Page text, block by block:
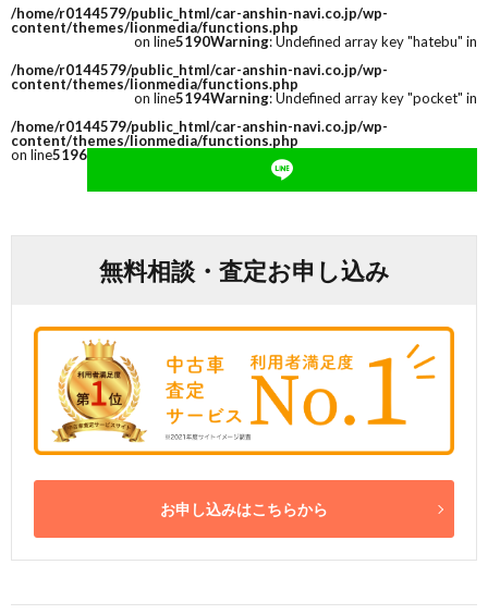
/home/r0144579/public_html/car-anshin-navi.co.jp/wp-
content/themes/lionmedia/functions.php
on line5190Warning: Undefined array key "hatebu" in
/home/r0144579/public_html/car-anshin-navi.co.jp/wp-
content/themes/lionmedia/functions.php
on line5194Warning: Undefined array key "pocket" in
/home/r0144579/public_html/car-anshin-navi.co.jp/wp-
content/themes/lionmedia/functions.php
on line5196
無料相談・査定お申し込み
お申し込みはこちらから